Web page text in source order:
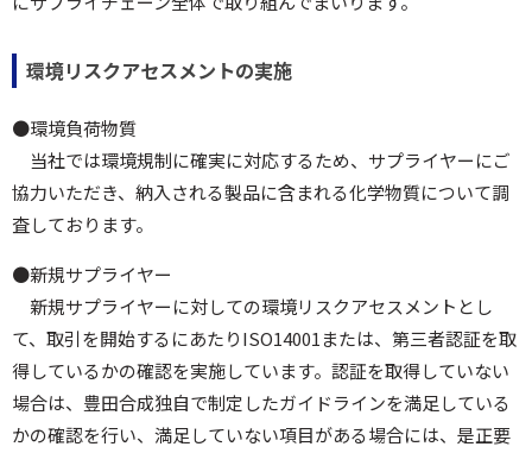
環境リスクアセスメントの実施
●環境負荷物質
当社では環境規制に確実に対応するため、サプライヤーにご
協力いただき、納入される製品に含まれる化学物質について調
査しております。
●新規サプライヤー
新規サプライヤーに対しての環境リスクアセスメントとし
て、取引を開始するにあたりISO14001または、第三者認証を取
得しているかの確認を実施しています。認証を取得していない
場合は、豊田合成独自で制定したガイドラインを満足している
かの確認を行い、満足していない項目がある場合には、是正要